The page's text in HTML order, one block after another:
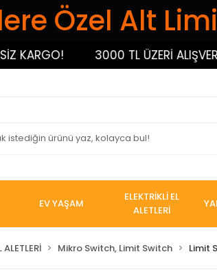
Özel Alt
3000 TL ÜZERİ
EV YAŞAM
ELEKTRİKLİ EL
ALETLERİ
ALETLERİ Mikro Switch, Limit Switch Limit